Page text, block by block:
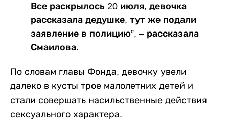
Все раскрылось 20 июля, девочка
рассказала дедушке, тут же подали
заявление в полицию”, – рассказала
Смаилова.
По словам главы Фонда, девочку увели
далеко в кусты трое малолетних детей и
стали совершать насильственные действия
сексуального характера.